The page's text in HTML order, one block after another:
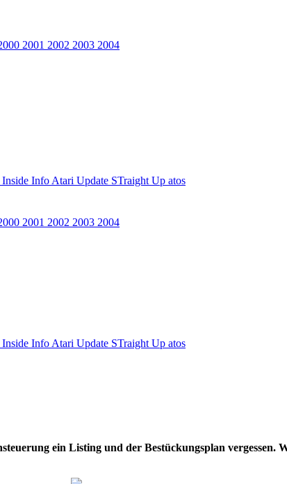
2001 2002 2003 2004
Info Atari Update STraight Up atos
2001 2002 2003 2004
Info Atari Update STraight Up atos
ein Listing und der Bestückungsplan vergessen.